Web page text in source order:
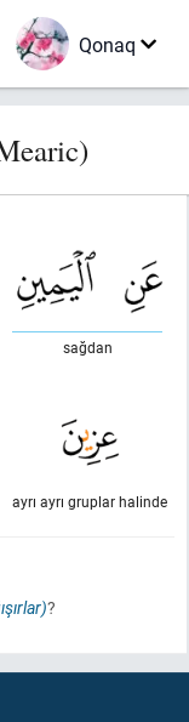
Qonaq
sağdan
ayrı ayrı gruplar halinde
?